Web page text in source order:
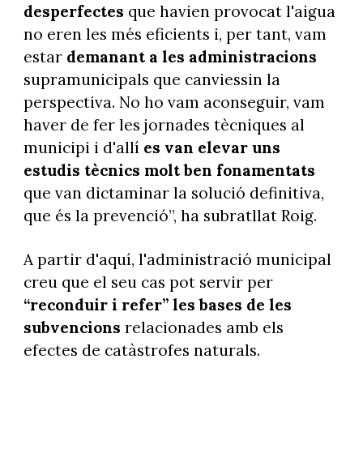
desperfectes que havien provocat l'aigua
no eren les més eficients i, per tant, vam
estar demanant a les administracions
supramunicipals que canviessin la
perspectiva. No ho vam aconseguir, vam
haver de fer les jornades tècniques al
municipi i d'allí es van elevar uns
estudis tècnics molt ben fonamentats
que van dictaminar la solució definitiva,
que és la prevenció”, ha subratllat Roig.
A partir d'aquí, l'administració municipal
creu que el seu cas pot servir per
“reconduir i refer” les bases de les
subvencions relacionades amb els
efectes de catàstrofes naturals.